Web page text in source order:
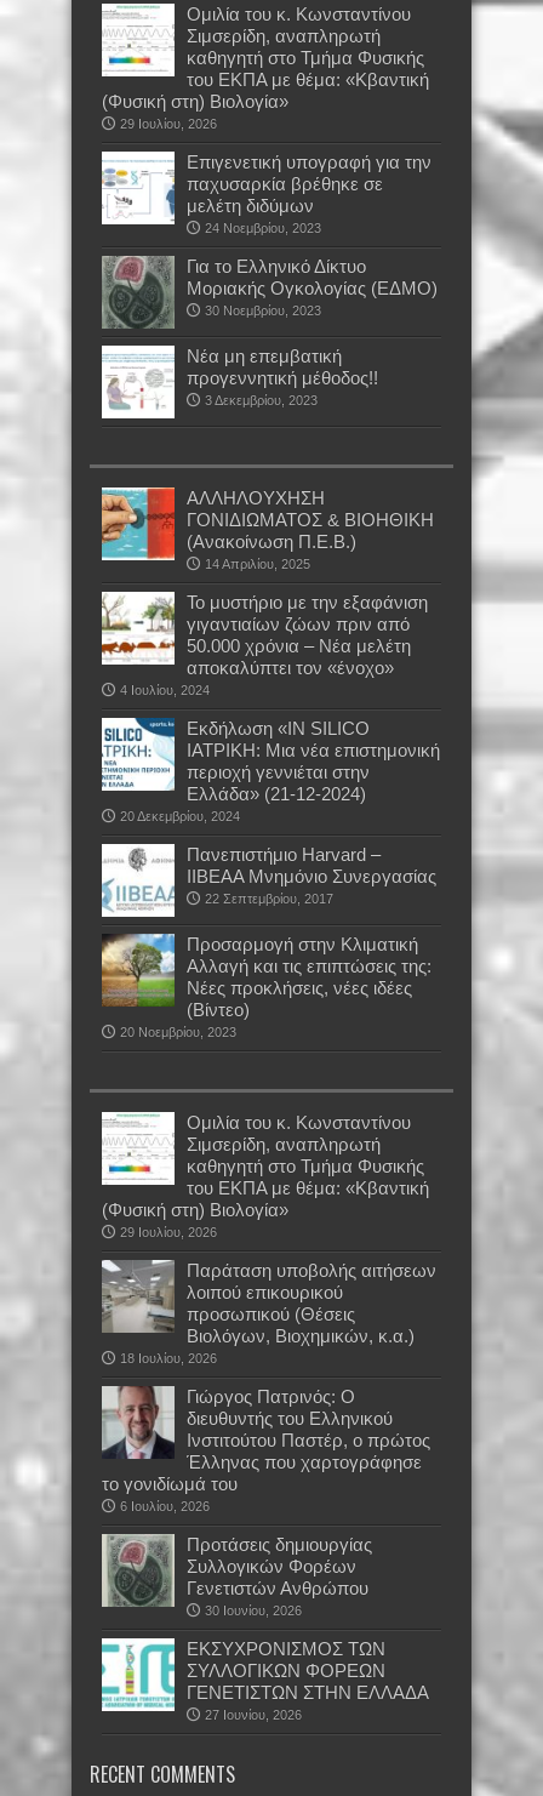
Oμιλία του κ. Κωνσταντίνου
Σιμσερίδη, αναπληρωτή
καθηγητή στο Τμήμα Φυσικής
του ΕΚΠΑ με θέμα: «Κβαντική
(Φυσική στη) Βιολογία»
29 Ιουλίου, 2026
Επιγενετική υπογραφή για την
παχυσαρκία βρέθηκε σε
μελέτη διδύμων
24 Νοεμβρίου, 2023
Για το Ελληνικό Δίκτυο
Μοριακής Ογκολογίας (ΕΔΜΟ)
30 Νοεμβρίου, 2023
Νέα μη επεμβατική
προγεννητική μέθοδος!!
3 Δεκεμβρίου, 2023
ΑΛΛΗΛΟΥΧΗΣΗ
ΓΟΝΙΔΙΩΜΑΤΟΣ & ΒΙΟΗΘΙΚΗ
(Ανακοίνωση Π.Ε.Β.)
14 Απριλίου, 2025
Το μυστήριο με την εξαφάνιση
γιγαντιαίων ζώων πριν από
50.000 χρόνια – Νέα μελέτη
αποκαλύπτει τον «ένοχο»
4 Ιουλίου, 2024
Εκδήλωση «IN SILICO
ΙΑΤΡΙΚΗ: Μια νέα επιστημονική
περιοχή γεννιέται στην
Ελλάδα» (21-12-2024)
20 Δεκεμβρίου, 2024
Πανεπιστήμιο Harvard –
IIBEAA Μνημόνιο Συνεργασίας
22 Σεπτεμβρίου, 2017
Προσαρμογή στην Κλιματική
Αλλαγή και τις επιπτώσεις της:
Νέες προκλήσεις, νέες ιδέες
(Βίντεο)
20 Νοεμβρίου, 2023
Oμιλία του κ. Κωνσταντίνου
Σιμσερίδη, αναπληρωτή
καθηγητή στο Τμήμα Φυσικής
του ΕΚΠΑ με θέμα: «Κβαντική
(Φυσική στη) Βιολογία»
29 Ιουλίου, 2026
Παράταση υποβολής αιτήσεων
λοιπού επικουρικού
προσωπικού (Θέσεις
Βιολόγων, Βιοχημικών, κ.α.)
18 Ιουλίου, 2026
Γιώργος Πατρινός: Ο
διευθυντής του Ελληνικού
Ινστιτούτου Παστέρ, ο πρώτος
Έλληνας που χαρτογράφησε
το γονιδίωμά του
6 Ιουλίου, 2026
Προτάσεις δημιουργίας
Συλλογικών Φορέων
Γενετιστών Ανθρώπου
30 Ιουνίου, 2026
EKΣΥΧΡΟΝΙΣΜΟΣ ΤΩΝ
ΣΥΛΛΟΓΙΚΩΝ ΦΟΡΕΩΝ
ΓΕΝΕΤΙΣΤΩΝ ΣΤΗΝ ΕΛΛΑΔΑ
27 Ιουνίου, 2026
RECENT COMMENTS